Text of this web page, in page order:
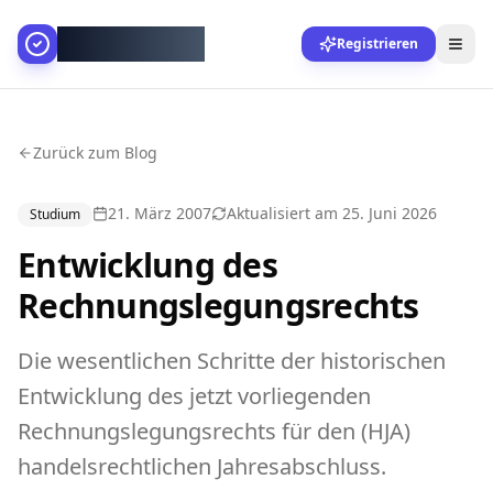
Registrieren
Zurück zum Blog
Studium 21. März 2007 Aktualisiert am 25. Juni 2026
Entwicklung des
Rechnungslegungsrechts
Die wesentlichen Schritte der historischen
Entwicklung des jetzt vorliegenden
Rechnungslegungsrechts für den (HJA)
handelsrechtlichen Jahresabschluss.